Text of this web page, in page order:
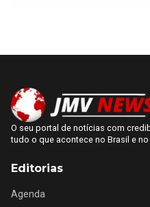
O seu portal de notícias com
tudo o que acontece no Brasil e no
Editorias
Agenda